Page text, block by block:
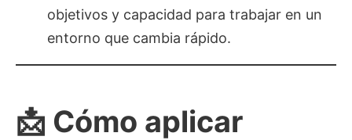
objetivos y capacidad para trabajar en un
entorno que cambia rápido.
📩 Cómo aplicar